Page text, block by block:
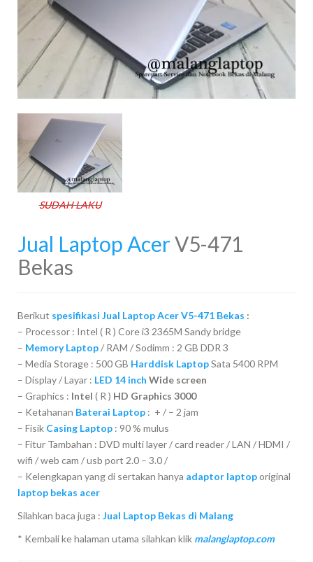
SUDAH LAKU
Jual Laptop AcerV5-471
Bekas
Berikut spesifikasi Jual Laptop Acer V5-471 Bekas :
– Processor : Intel ( R ) Core i3 2365M Sandy bridge
– Memory Laptop/ RAM / Sodimm : 2 GB DDR 3
– Media Storage : 500 GB Harddisk LaptopSata 5400 RPM
– Display / Layar : LED 14 inch Wide screen
– Graphics : Intel ( R ) HD Graphics 3000
– Ketahanan Baterai Laptop : + / – 2 jam
– Fisik Casing Laptop : 90 % mulus
– Fitur Tambahan : DVD multi layer / card reader / LAN / HDMI /
wifi / web cam / usb port 2.0 – 3.0 /
– Kelengkapan yang di sertakan hanya adaptor laptoporiginal
laptop bekas acer
Silahkan baca juga : Jual Laptop Bekas di Malang
* Kembali ke halaman utama silahkan klik malanglaptop.com